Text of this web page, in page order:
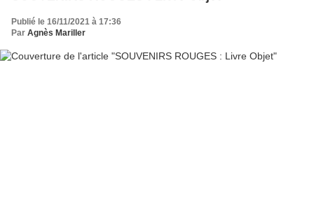
Publié le 16/11/2021 à 17:36
Par Agnès Mariller